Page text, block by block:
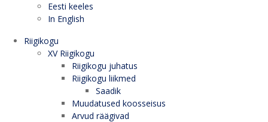
Eesti keeles
In English
Riigikogu
XV Riigikogu
Riigikogu juhatus
Riigikogu liikmed
Saadik
Muudatused koosseisus
Arvud räägivad